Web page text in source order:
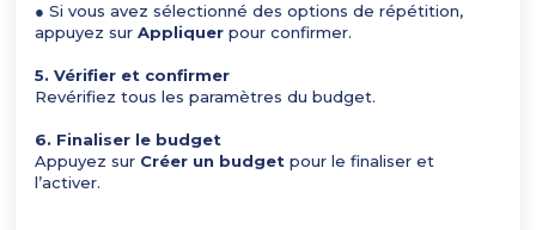
● Si vous avez sélectionné des options de répétition,
appuyez sur Appliquer pour confirmer.
5. Vérifier et confirmer
Revérifiez tous les paramètres du budget.
6. Finaliser le budget
Appuyez sur Créer un budget pour le finaliser et
l’activer.